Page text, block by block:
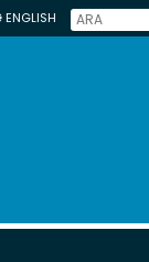
ENGLISH